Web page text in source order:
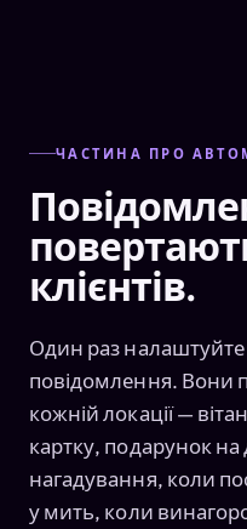
ЧАСТИНА ПРО
клієнтів.
Один раз налаштуйте
повідомлення. Вони
кожній локації —
картку, подарунок
нагадування, коли
у мить, коли